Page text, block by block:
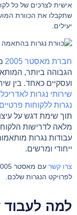
אישית לצרכים של כל
שתקבלו את הכוורת
יעילים.
חברת מאסטר 2005
הגבוהה ביותר,
ועסקיים כאחד. בין
שירותי נגרות
נגרות ללקוחות פרטיים
תוך שימת דגש על
עבודות נגרות
ייחודי ומרשים.
צרו קשר
לפרויקט הנגרות שלכם.
למה לעבוד